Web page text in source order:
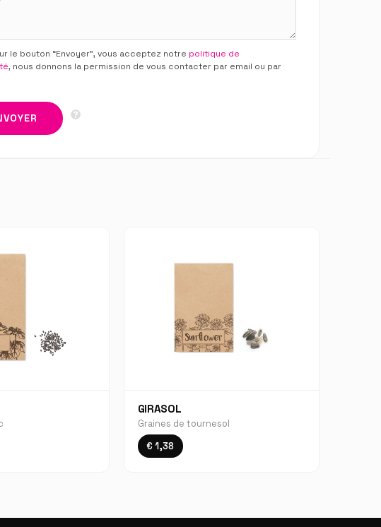
le bouton “Envoyer”, vous acceptez notre politique de
, nous donnons la permission de vous contacter par email ou par
GIRASOL
Graines de tournesol
€ 1,38